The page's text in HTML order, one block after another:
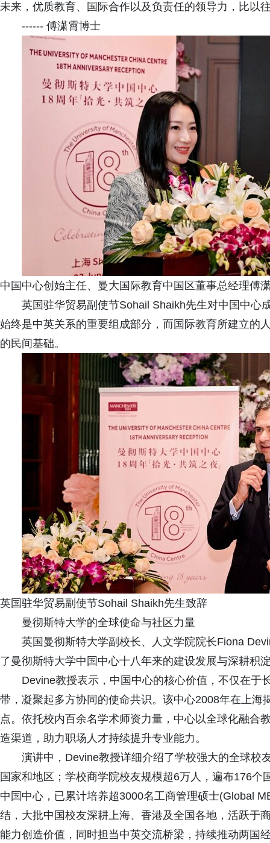
未来，优质教育、国际合作以及负责任的领导力，比以
------ 傅潇霄博士
中国中心创始主任、曼大国际教育中国区董事总经理傅
英国驻华贸易副使节Sohail Shaikh先生对中国中心
始终是中英关系的重要组成部分，而国际教育所建立的
的民间基础。
英国驻华贸易副使节Sohail Shaikh先生致辞
曼彻斯特大学的全球使命与社区力量
英国曼彻斯特大学副校长、人文学院院长Fiona
了曼彻斯特大学中国中心十八年来的建设发展与深耕积
Devine教授表示，中国中心的核心价值，不仅在于
带，凝聚起多方协同的使命共识。该中心2008年在上
点。依托校内百余名学术师资力量，中心以全球化融合
造渠道，助力职场人才持续提升专业能力。
演讲中，Devine教授详细介绍了学校强大的全球校
国家和地区；学校商学院校友规模超6万人，遍布176
中国中心，已累计培养超3000名工商管理硕士(Global
结，大批中国校友深耕上海、香港及全国各地，活跃于
能力创造价值，同时担当中英交流桥梁，持续推动两国